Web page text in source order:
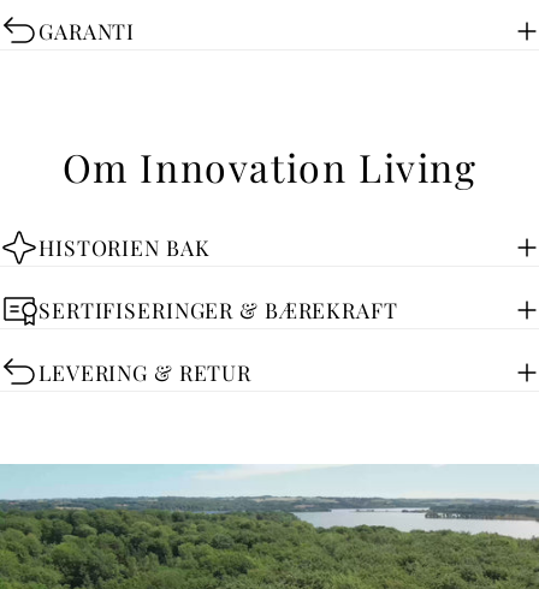
GARANTI
Om Innovation Living
HISTORIEN BAK
SERTIFISERINGER & BÆREKRAFT
LEVERING & RETUR